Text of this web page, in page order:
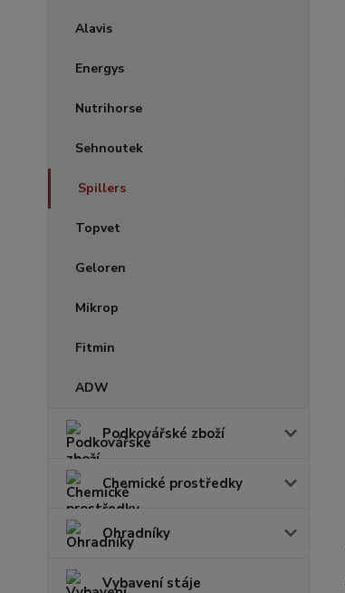
Alavis
Energys
Nutrihorse
Sehnoutek
Spillers
Topvet
Geloren
Mikrop
Fitmin
ADW
Podkovářské zboží
Chemické prostředky
Ohradníky
Vybavení stáje